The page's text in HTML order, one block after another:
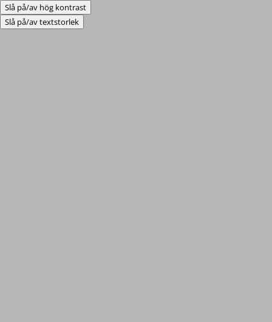
Slå på/av hög kontrast
Slå på/av textstorlek